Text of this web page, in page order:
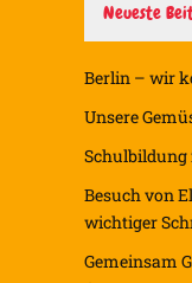
Neueste
Berlin – wir
Unsere
Schulbildung
Besuch von
wichtiger
Gemeinsam